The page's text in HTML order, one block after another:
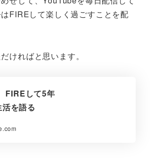
FIREして楽しく過ごすことを配
ければと思います。
FIREして5年
を語る